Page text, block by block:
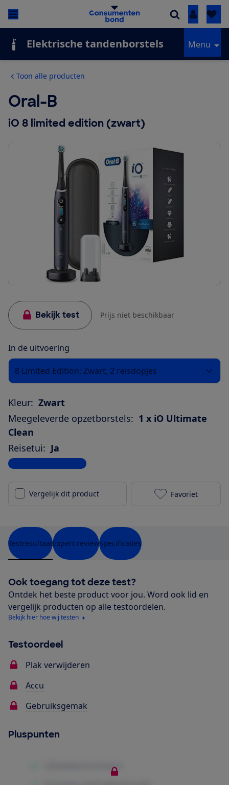
Inloggen
Elektrische tandenborstels Menu
Toon alle producten
Oral-B
iO 8 limited edition (zwart)
Bekijk test Prijs niet beschikbaar
In de uitvoering
8 Limited Edition: Zwart, 2 reisdopjes
Kleur: Zwart
Meegeleverde opzetborstels: 1 x iO Ultimate
Clean
Reisetui: Ja
Bekijk alle specificaties
Vergelijk dit product Oral-B iO 8
Favoriet
TestresultaatExpert reviewSpecificaties
Ook toegang tot deze test?
Ontdek het beste product voor jou. Word ook lid en
vergelijk producten op alle testoordelen.
Bekijk hier hoe wij testen
Testoordeel
Plak verwijderen
Accu
Gebruiksgemak
Pluspunten